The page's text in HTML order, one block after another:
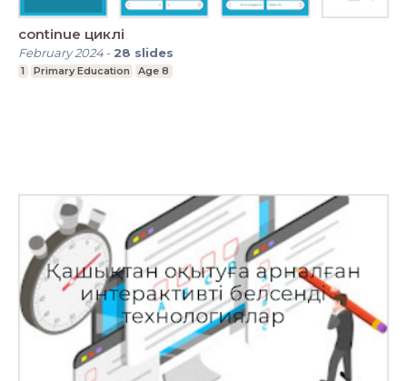
continue циклі
February 2024- 28 slides
1 Primary Education Age 8